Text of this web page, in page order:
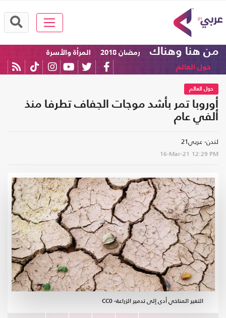
من هنا وهناك رمضان 2018
المرأة والأسرة
حول العالم
حول العالم
أوروبا تمر بأشد موجات الجفاف تطرفا منذ
ألفي عام
لندن- عربي21
16-Mar-21 12:29 PM
التغير المناخي أدى إلى تدمير الزراعة- CC0